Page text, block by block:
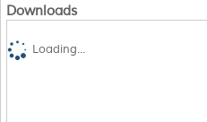
Downloads
Loading...